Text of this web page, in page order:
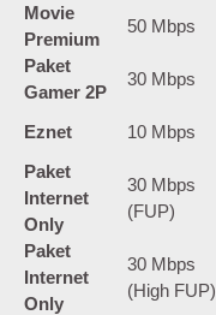
Movie
Premium
50 Mbps
Paket
Gamer 2P
30 Mbps
Eznet
10 Mbps
Paket
Internet
Only
30 Mbps
(FUP)
Paket
Internet
Only
30 Mbps
(High FUP)